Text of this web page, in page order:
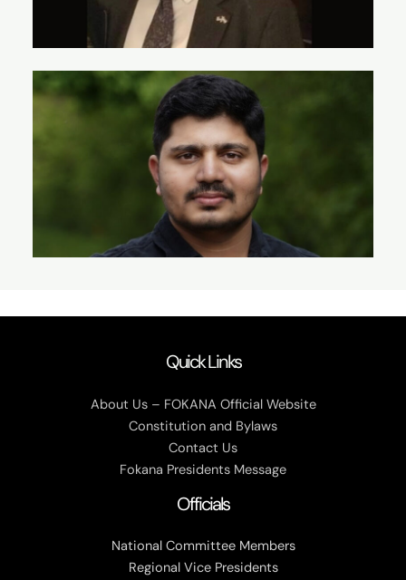
Quick Links
About Us – FOKANA Official Website
Constitution and Bylaws
Contact Us
Fokana Presidents Message
Officials
National Committee Members
Regional Vice Presidents